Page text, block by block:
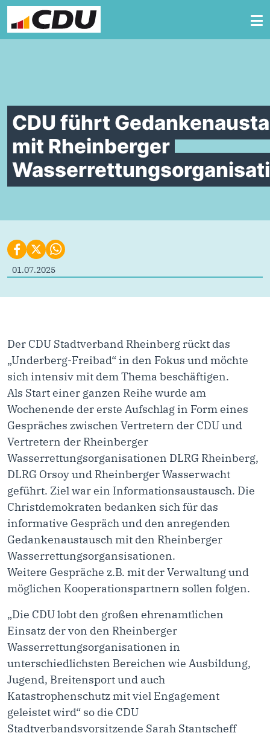
Zum Inhalt springen
CDU führt
mit Rheinberger
01.07.2025
Der CDU Stadtverband Rheinberg rückt das
„Underberg-Freibad“ in den Fokus und möchte
sich intensiv mit dem Thema beschäftigen.
Als Start einer ganzen Reihe wurde am
Wochenende der erste Aufschlag in Form eines
Gespräches zwischen Vertretern der CDU und
Vertretern der Rheinberger
Wasserrettungsorganisationen DLRG Rheinberg,
DLRG Orsoy und Rheinberger Wasserwacht
geführt. Ziel war ein Informationsaustausch. Die
Christdemokraten bedanken sich für das
informative Gespräch und den anregenden
Gedankenaustausch mit den Rheinberger
Wasserrettungsorgansisationen.
Weitere Gespräche z.B. mit der Verwaltung und
möglichen Kooperationspartnern sollen folgen.
„Die CDU lobt den großen ehrenamtlichen
Einsatz der von den Rheinberger
Wasserrettungsorganisationen in
unterschiedlichsten Bereichen wie Ausbildung,
Jugend, Breitensport und auch
Katastrophenschutz mit viel Engagement
geleistet wird“ so die CDU
Stadtverbandsvorsitzende Sarah Stantscheff